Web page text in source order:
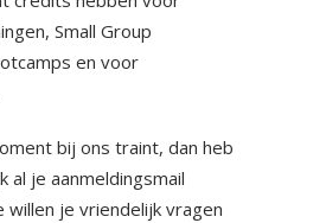
Small Group
en voor
bij ons traint, dan heb
al je aanmeldingsmail
willen je vriendelijk vragen